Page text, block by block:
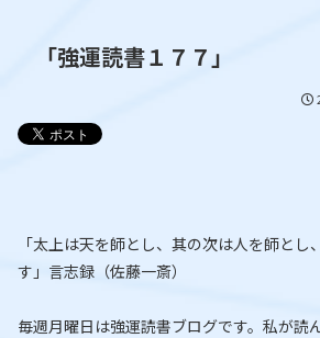
「強運読書１７７」
「太上は天を師とし、其の次は人を師とし
す」言志録（佐藤一斎）
毎週月曜日は強運読書ブログです。私が読